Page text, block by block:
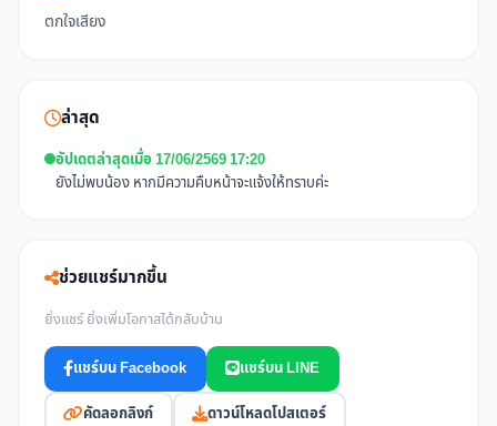
ตกใจเสียง
ล่าสุด
อัปเดตล่าสุดเมื่อ 17/06/2569 17:20
ยังไม่พบน้อง หากมีความคืบหน้าจะแจ้งให้ทราบค่ะ
ช่วยแชร์มากขึ้น
ยิ่งแชร์ ยิ่งเพิ่มโอกาสได้กลับบ้าน
แชร์บน Facebook แชร์บน LINE
คัดลอกลิงก์ ดาวน์โหลดโปสเตอร์